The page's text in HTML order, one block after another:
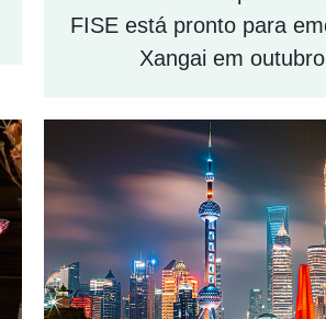
FISE está pronto para
Xangai em outubro